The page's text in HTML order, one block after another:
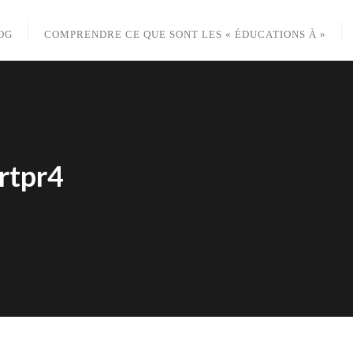
COMPRENDRE CE QUE SONT LES « ÉDUCATIONS À »